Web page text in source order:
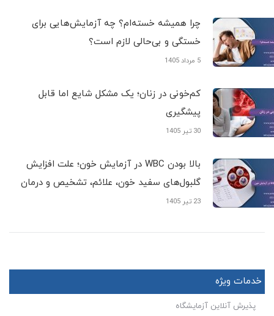
چرا همیشه خسته‌ام؟ چه آزمایش‌هایی برای
خستگی و بی‌حالی لازم است؟
5 مرداد 1405
کم‌خونی در زنان؛ یک مشکل شایع اما قابل
پیشگیری
30 تیر 1405
بالا بودن WBC در آزمایش خون؛ علت افزایش
گلبول‌های سفید خون، علائم، تشخیص و درمان
23 تیر 1405
خدمات ویژه
پذیرش آنلاین آزمایشگاه